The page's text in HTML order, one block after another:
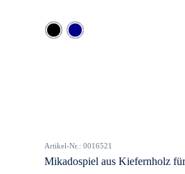
Artikel-Nr.: 0016521
Mikadospiel aus Kiefernholz